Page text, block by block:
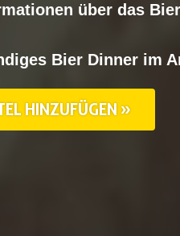
über das
Bier Dinner im
HINZUFÜGEN »